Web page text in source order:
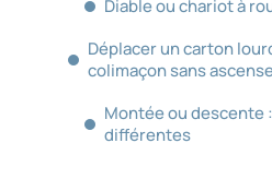
Diable ou chariot à
Déplacer un carton
colimaçon sans
Montée ou descente
différentes